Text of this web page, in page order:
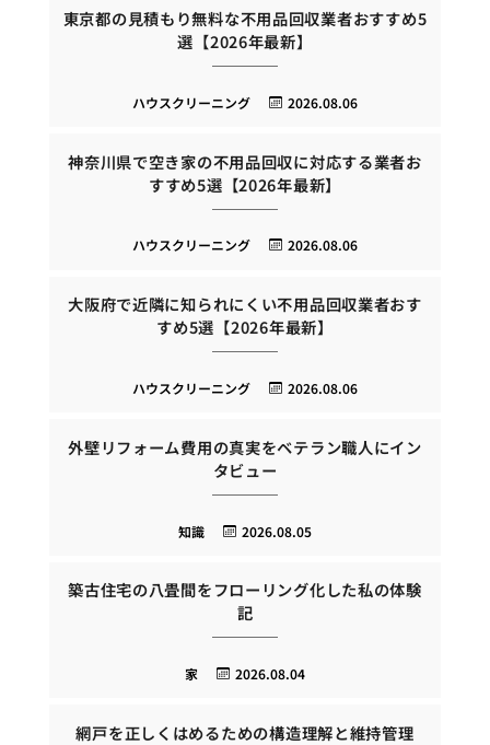
東京都の見積もり無料な不用品回収業者おすすめ5
選【2026年最新】
2026.08.06
ハウスクリーニング
神奈川県で空き家の不用品回収に対応する業者お
すすめ5選【2026年最新】
2026.08.06
ハウスクリーニング
大阪府で近隣に知られにくい不用品回収業者おす
すめ5選【2026年最新】
2026.08.06
ハウスクリーニング
外壁リフォーム費用の真実をベテラン職人にイン
タビュー
2026.08.05
知識
築古住宅の八畳間をフローリング化した私の体験
記
2026.08.04
家
網戸を正しくはめるための構造理解と維持管理